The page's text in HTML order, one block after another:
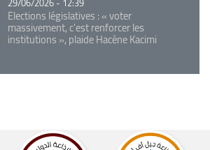
Elections législatives : « voter
massivement, c'est renforcer les
institutions », plaide Hacène Kacimi